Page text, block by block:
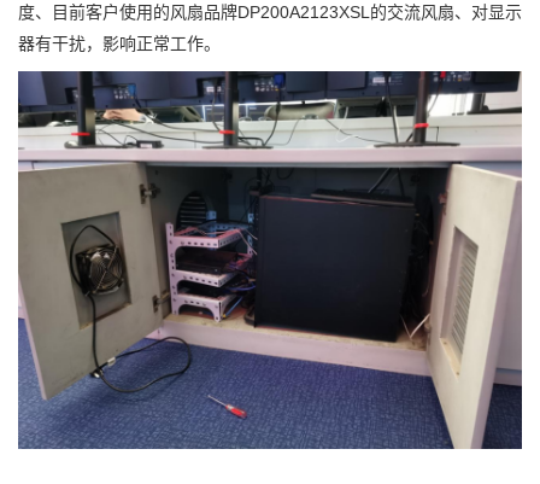
度、目前客户使用的风扇品牌DP200A2123XSL的交流风扇、对显示
器有干扰，影响正常工作。